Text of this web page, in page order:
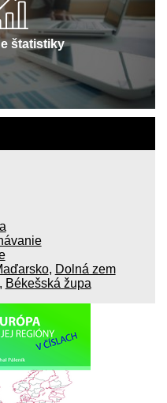
štatistiky
, Dolná zem
, Békešská župa